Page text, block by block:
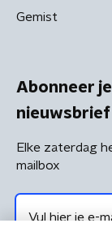
Gemist
Abonneer
nieuwsbrief
Elke zaterdag
mailbox